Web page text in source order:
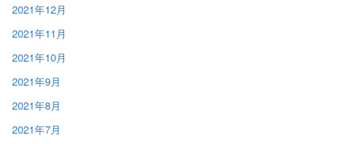
2021年12月
2021年11月
2021年10月
2021年9月
2021年8月
2021年7月